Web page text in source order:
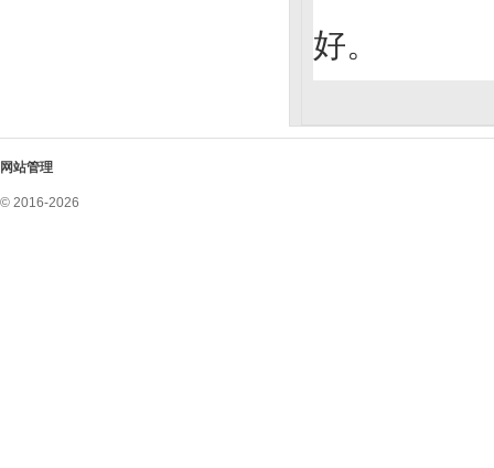
好。
网站管理
© 2016-2026